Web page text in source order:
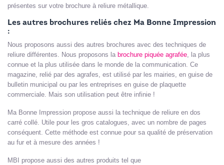
présentes sur votre brochure à reliure métallique.
Les autres brochures reliés chez Ma Bonne Impression
:
Nous proposons aussi des autres brochures avec des techniques de
reliure différentes. Nous proposons la brochure piquée agrafée , la plus
connue et la plus utilisée dans le monde de la communication. Ce
magazine, relié par des agrafes, est utilisé par les mairies, en guise de
bulletin municipal ou par les entreprises en guise de plaquette
commerciale. Mais son utilisation peut être infinie !
Ma Bonne Impression propose aussi la technique de reliure en dos
carré collé. Utile pour les gros catalogues, avec un nombre de pages
conséquent. Cette méthode est connue pour sa qualité de préservation
au fur et à mesure des années !
MBI propose aussi des autres produits tel que